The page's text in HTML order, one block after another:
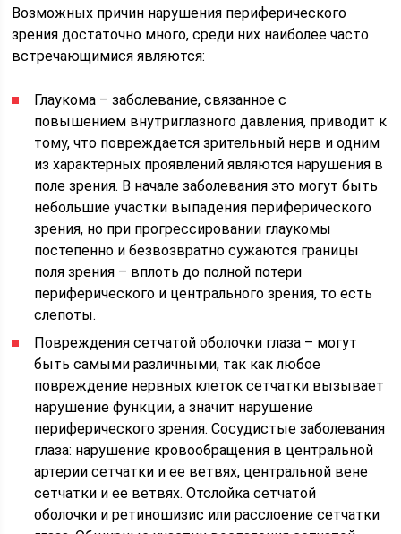
Возможных причин нарушения периферического
зрения достаточно много, среди них наиболее часто
встречающимися являются:
Глаукома – заболевание, связанное с
повышением внутриглазного давления, приводит к
тому, что повреждается зрительный нерв и одним
из характерных проявлений являются нарушения в
поле зрения. В начале заболевания это могут быть
небольшие участки выпадения периферического
зрения, но при прогрессировании глаукомы
постепенно и безвозвратно сужаются границы
поля зрения – вплоть до полной потери
периферического и центрального зрения, то есть
слепоты.
Повреждения сетчатой оболочки глаза – могут
быть самыми различными, так как любое
повреждение нервных клеток сетчатки вызывает
нарушение функции, а значит нарушение
периферического зрения. Сосудистые заболевания
глаза: нарушение кровообращения в центральной
артерии сетчатки и ее ветвях, центральной вене
сетчатки и ее ветвях. Отслойка сетчатой
оболочки и ретиношизис или расслоение сетчатки